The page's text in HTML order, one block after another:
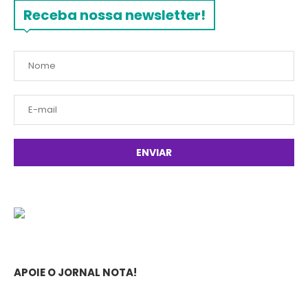
Receba nossa newsletter!
APOIE O JORNAL NOTA!